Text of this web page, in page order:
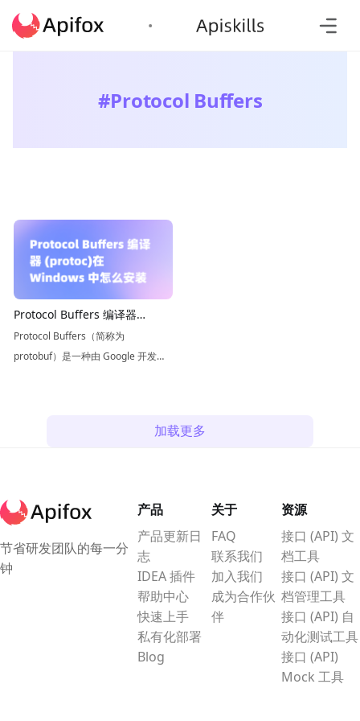
#Protocol Buffers
Protocol Buffers 编译器
(protoc)在 Windows 中怎么安
装
Protocol Buffers（简称为
protobuf）是一种由 Google 开发的
源代码，以便在各种平台上使用。以加载更多
节省研发团队的每一分
钟
产品
产品更新日
志
IDEA 插件
帮助中心
快速上手
私有化部署
Blog
关于
FAQ
联系我们
加入我们
成为合作伙
伴
资源
接口 (API) 文
档工具
接口 (API) 文
档管理工具
接口 (API) 自
动化测试工具
接口 (API)
Mock 工具